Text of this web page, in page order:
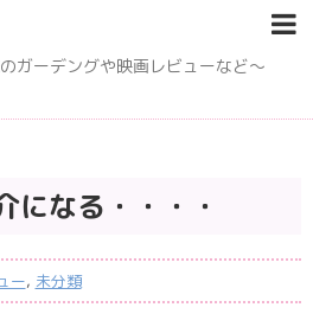
ーデングや映画レビューなど〜
になる・・・・
ー, 未分類